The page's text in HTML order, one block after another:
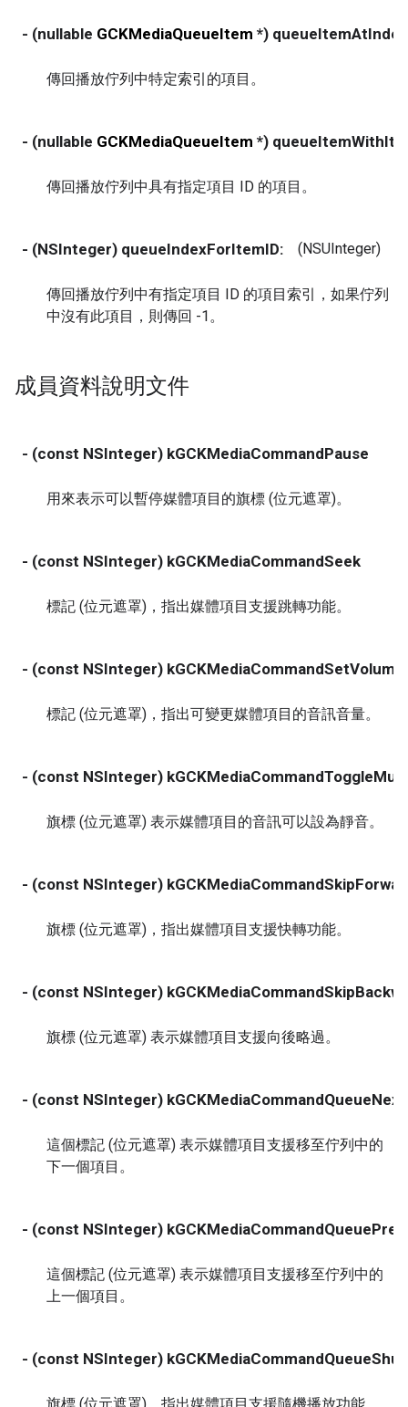
- (nullable GCKMediaQueueItem *)
傳回播放佇列中特定索引的項目。
- (nullable GCKMediaQueueItem *)
傳回播放佇列中具有指定項目 ID 的項目。
- (NSInteger) queueIndexForItemID: (NSUInteger)
傳回播放佇列中有指定項目 ID 的項目索引，如果佇列
中沒有此項目，則傳回 -1。
成員資料說明文件
- (const NSInteger) kGCKMediaCommandPause
用來表示可以暫停媒體項目的旗標 (位元遮罩)。
- (const NSInteger) kGCKMediaCommandSeek
標記 (位元遮罩)，指出媒體項目支援跳轉功能。
- (const NSInteger) kGCKMediaCommandSetVolume
標記 (位元遮罩)，指出可變更媒體項目的音訊音量。
- (const NSInteger)
旗標 (位元遮罩) 表示媒體項目的音訊可以設為靜音。
- (const NSInteger)
旗標 (位元遮罩)，指出媒體項目支援快轉功能。
- (const NSInteger)
旗標 (位元遮罩) 表示媒體項目支援向後略過。
- (const NSInteger) kGCKMediaCommandQueueNext
這個標記 (位元遮罩) 表示媒體項目支援移至佇列中的
下一個項目。
- (const NSInteger)
這個標記 (位元遮罩) 表示媒體項目支援移至佇列中的
上一個項目。
- (const NSInteger)